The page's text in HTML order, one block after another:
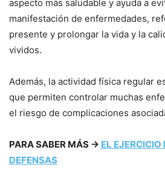
aspecto más saludable y ayuda a
manifestación de enfermedades,
presente y prolongar la vida y la
vividos.
Además, la actividad física regular
que permiten controlar muchas
el riesgo de complicaciones
PARA SABER MÁS → EL
DEFENSAS